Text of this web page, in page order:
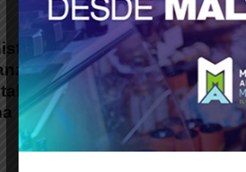
de Salud bonaerense,
con equidad y
bonaerenses, y 125 los
de justicia social que el